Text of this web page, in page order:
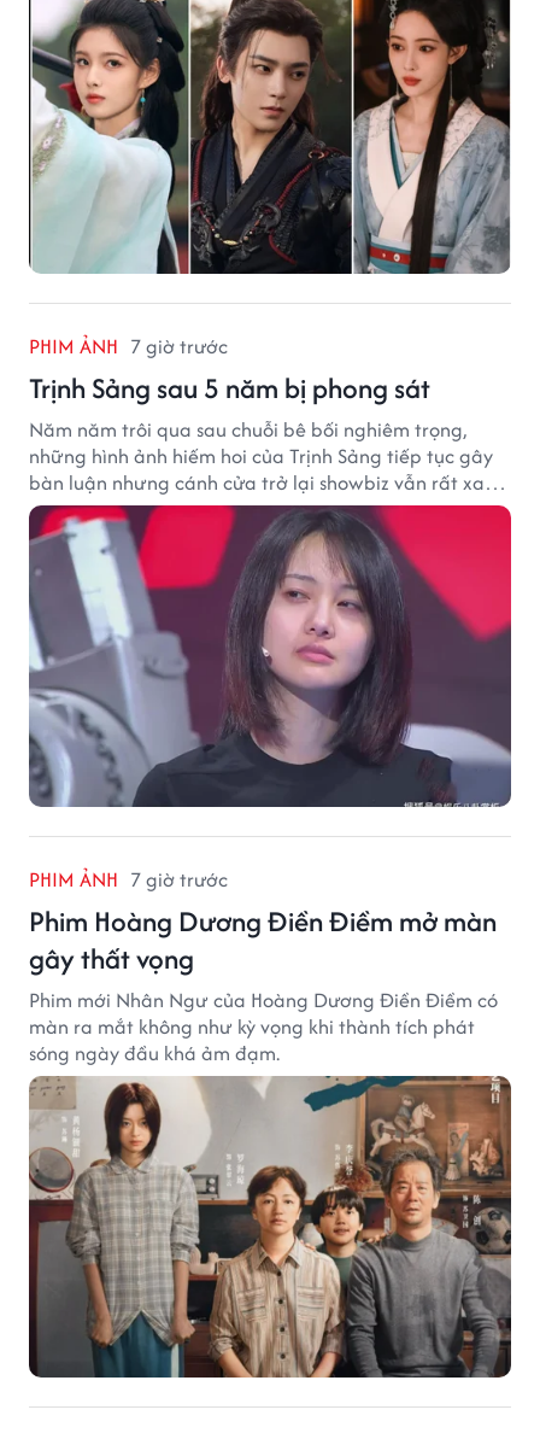
PHIM ẢNH 7 giờ trước
Trịnh Sảng sau 5 năm bị phong sát
Năm năm trôi qua sau chuỗi bê bối nghiêm trọng,
những hình ảnh hiếm hoi của Trịnh Sảng tiếp tục gây
bàn luận nhưng cánh cửa trở lại showbiz vẫn rất xa
vời.
PHIM ẢNH 7 giờ trước
Phim Hoàng Dương Điền Điềm mở màn
gây thất vọng
Phim mới Nhân Ngư của Hoàng Dương Điền Điềm có
màn ra mắt không như kỳ vọng khi thành tích phát
sóng ngày đầu khá ảm đạm.